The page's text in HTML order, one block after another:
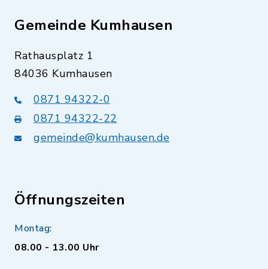
Gemeinde Kumhausen
Rathausplatz 1
84036 Kumhausen
0871 94322-0
0871 94322-22
gemeinde@kumhausen.de
Öffnungszeiten
Montag:
08.00 - 13.00 Uhr